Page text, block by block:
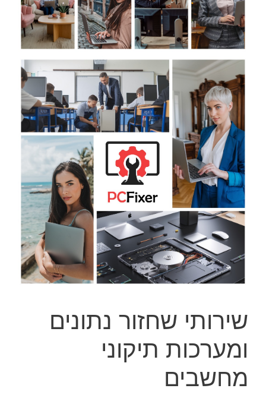
שירותי שחזור נתונים
ומערכות תיקוני
מחשבים